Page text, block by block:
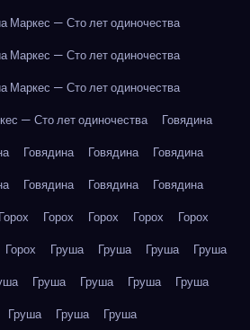
Маркес — Сто лет одиночества
Маркес — Сто лет одиночества
Маркес — Сто лет одиночества
— Сто лет одиночества
Говядина
Говядина Говядина
Говядина
Говядина Говядина
Говядина
Горох Горох Горох Горох
Горох
Горох Груша Груша Груша
Груша
Груша Груша Груша
Груша
Груша Груша
Груша